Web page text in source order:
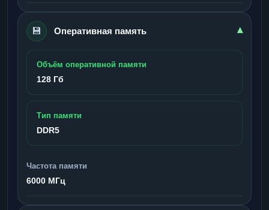
💾 Оперативная память ▾
Объём оперативной памяти
128 Гб
Тип памяти
DDR5
Частота памяти
6000 МГц